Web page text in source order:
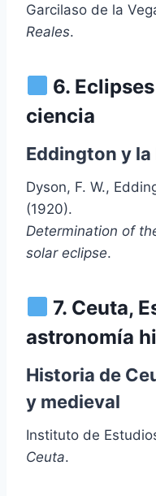
Garcilaso de la
Reales.
6.
ciencia
Eddington y
Dyson, F. W.,
(1920).
Determination of
solar eclipse.
7. Ceuta,
astronomía
Historia de
y medieval
Instituto de
Ceuta.